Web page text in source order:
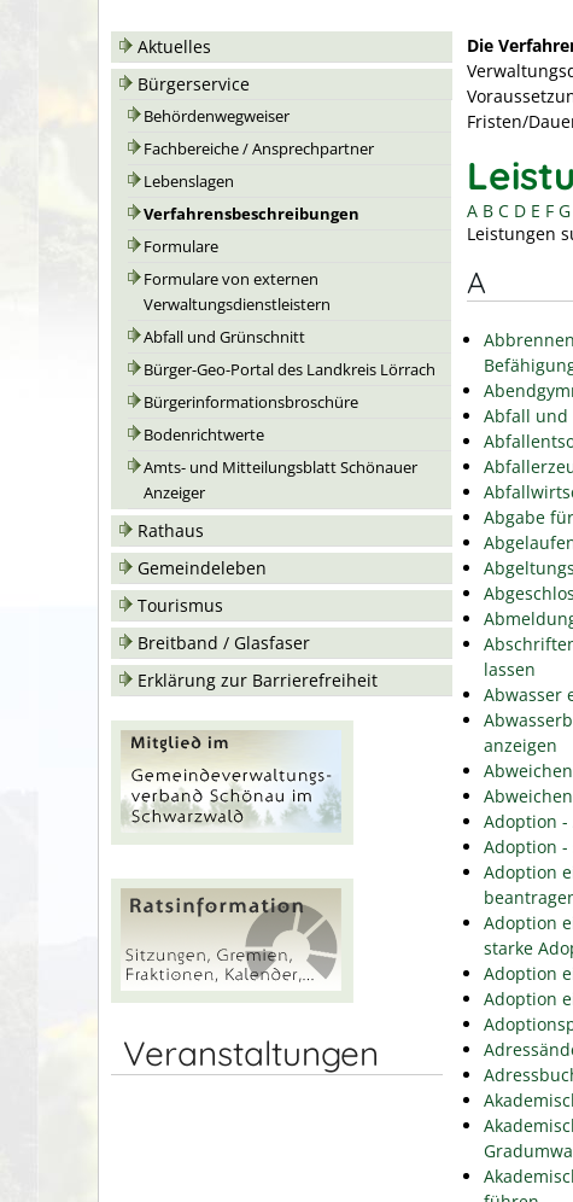
Aktuelles
Bürgerservice
Behördenwegweiser
Fachbereiche / Ansprechpartner
Lebenslagen
Verfahrensbeschreibungen
Formulare
Formulare von externen
Verwaltungsdienstleistern
Abfall und Grünschnitt
Bürger-Geo-Portal des Landkreis Lörrach
Bürgerinformationsbroschüre
Bodenrichtwerte
Amts- und Mitteilungsblatt Schönauer
Anzeiger
Rathaus
Gemeindeleben
Tourismus
Breitband / Glasfaser
Erklärung zur Barrierefreiheit
Veranstaltungen
Die
Fristen/
A B C D E F G
Leistungen
A
Abfall und
Abgabe
lassen
Abwasser
anzeigen
Adoption
Adoption
Adoption
Adoption
starke
Adoption
Adoption